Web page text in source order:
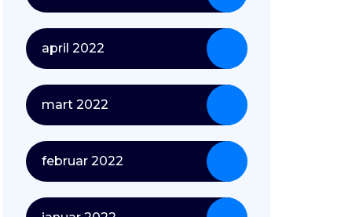
april 2022
mart 2022
februar 2022